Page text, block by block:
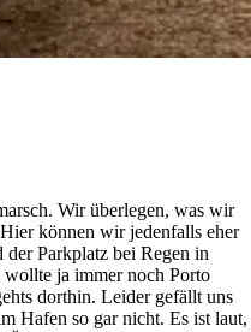
Wir überlegen, was wir
können wir jedenfalls eher
Parkplatz bei Regen in
ja immer noch Porto
dorthin. Leider gefällt uns
Hafen so gar nicht. Es ist laut,